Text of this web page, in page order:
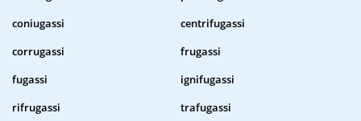
coniugassi
centrifugassi
corrugassi
frugassi
fugassi
ignifugassi
rifrugassi
trafugassi